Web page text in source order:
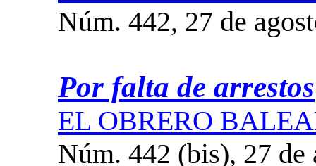
Núm. 442, 27 de
Por falta de arrestos
EL OBRERO
Núm. 442 (bis), 27 de